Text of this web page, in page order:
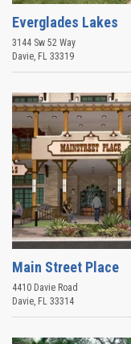
Everglades Lakes
3144 Sw 52 Way
Davie, FL 33319
Main Street Place
4410 Davie Road
Davie, FL 33314